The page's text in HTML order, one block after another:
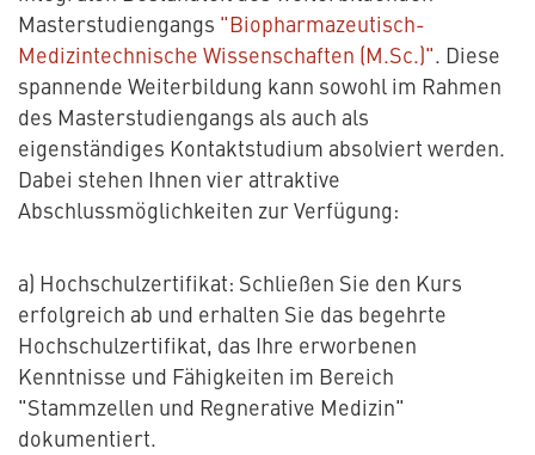
Masterstudiengangs "Biopharmazeutisch-
Medizintechnische Wissenschaften (M.Sc.)". Diese
spannende Weiterbildung kann sowohl im Rahmen
des Masterstudiengangs als auch als
eigenständiges Kontaktstudium absolviert werden.
Dabei stehen Ihnen vier attraktive
Abschlussmöglichkeiten zur Verfügung:
a) Hochschulzertifikat: Schließen Sie den Kurs
erfolgreich ab und erhalten Sie das begehrte
Hochschulzertifikat, das Ihre erworbenen
Kenntnisse und Fähigkeiten im Bereich
"Stammzellen und Regnerative Medizin"
dokumentiert.